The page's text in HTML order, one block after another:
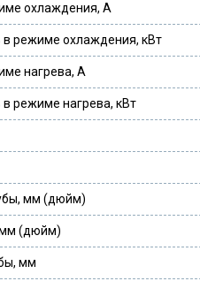
охлаждения, А
режиме охлаждения, кВт
нагрева, А
режиме нагрева, кВт
мм (дюйм)
мм (дюйм)
мм